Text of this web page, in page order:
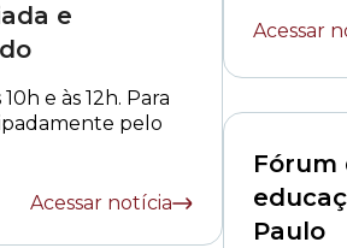
e
e às 12h. Para
pelo
Acessar notícia
Acessar
Fórum
Paulo